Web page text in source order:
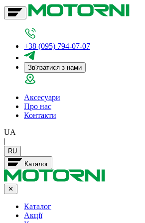
+38 (095) 794-07-07
Зв'язатися з нами
Аксесуари
Про нас
Контакти
UA
|
RU
Каталог
✕
Каталог
Акції